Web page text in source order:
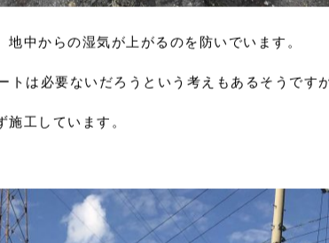
中からの湿気が上がるのを防いでいます。
トは必要ないだろうという考えもあるそうですが